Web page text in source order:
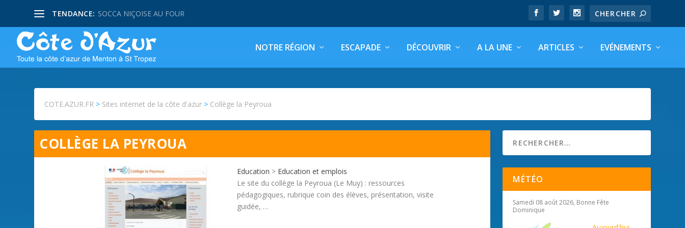
TENDANCE: PISSALADIERE NIÇOISE
NOTRE RÉGION ESCAPADE DÉCOUVRIR A LA UNE ARTICLES EVÉNEMENTS
COTE.AZUR.FR > Sites internet de la côte d'azur > Collège la Peyroua
COLLÈGE LA PEYROUA
Education > Education et emplois
Le site du collège la Peyroua (Le Muy) : ressources
pédagogiques, rubrique coin des élèves, présentation, visite
guidée, …
MÉTÉO
Samedi 08 août 2026, Bonne Fête
Dominique